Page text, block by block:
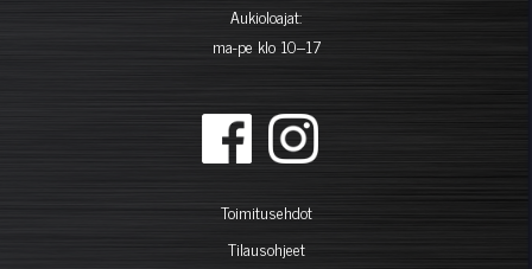
Aukioloajat:
ma-pe klo 10–17
Toimitusehdot
Tilausohjeet